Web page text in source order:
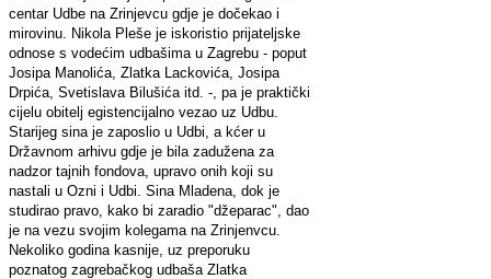
centar Udbe na Zrinjevcu gdje je dočekao i
mirovinu. Nikola Pleše je iskoristio prijateljske
odnose s vodećim udbašima u Zagrebu - poput
Josipa Manolića, Zlatka Lackovića, Josipa
Drpića, Svetislava Bilušića itd. -, pa je praktički
cijelu obitelj egistencijalno vezao uz Udbu.
Starijeg sina je zaposlio u Udbi, a kćer u
Državnom arhivu gdje je bila zadužena za
nadzor tajnih fondova, upravo onih koji su
nastali u Ozni i Udbi. Sina Mladena, dok je
studirao pravo, kako bi zaradio "džeparac", dao
je na vezu svojim kolegama na Zrinjenvcu.
Nekoliko godina kasnije, uz preporuku
poznatog zagrebačkog udbaša Zlatka